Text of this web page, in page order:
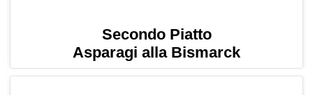
Secondo Piatto
Asparagi alla Bismarck